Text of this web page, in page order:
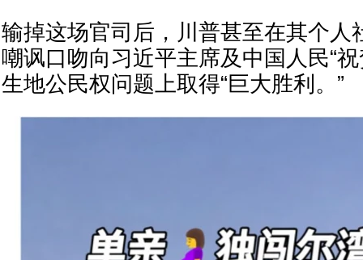
输掉这场官司后，川普甚至在其个人
嘲讽口吻向习近平主席及中国人民“
生地公民权问题上取得“巨大胜利。”